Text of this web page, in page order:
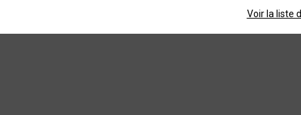
Voir la liste